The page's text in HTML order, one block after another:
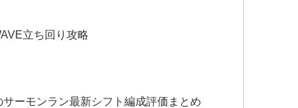
立ち回り攻略
ーモンラン最新シフト編成評価まとめ